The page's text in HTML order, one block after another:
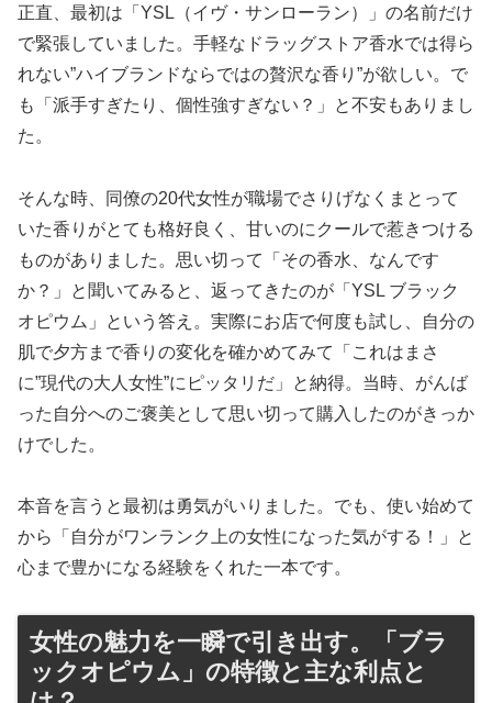
正直、最初は「YSL（イヴ・サンローラン）」の名前だけ
で緊張していました。手軽なドラッグストア香水では得ら
れない”ハイブランドならではの贅沢な香り”が欲しい。で
も「派手すぎたり、個性強すぎない？」と不安もありまし
た。
そんな時、同僚の20代女性が職場でさりげなくまとって
いた香りがとても格好良く、甘いのにクールで惹きつける
ものがありました。思い切って「その香水、なんです
か？」と聞いてみると、返ってきたのが「YSL ブラック
オピウム」という答え。実際にお店で何度も試し、自分の
肌で夕方まで香りの変化を確かめてみて「これはまさ
に”現代の大人女性”にピッタリだ」と納得。当時、がんば
った自分へのご褒美として思い切って購入したのがきっか
けでした。
本音を言うと最初は勇気がいりました。でも、使い始めて
から「自分がワンランク上の女性になった気がする！」と
心まで豊かになる経験をくれた一本です。
女性の魅力を一瞬で引き出す。「ブラ
ックオピウム」の特徴と主な利点と